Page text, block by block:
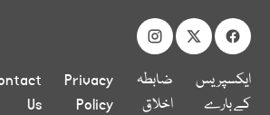
ایکسپریس
کے بارے
ضابطہ
اخلاق
Privacy
Policy
Us